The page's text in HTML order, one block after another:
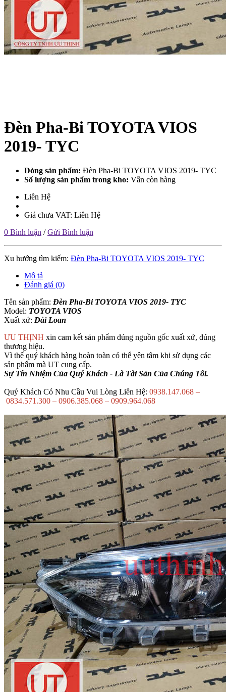
Đèn Pha-Bi TOYOTA VIOS
2019- TYC
Dòng sản phẩm: Đèn Pha-Bi TOYOTA VIOS 2019- TYC
Số lượng sản phẩm trong kho: Vẫn còn hàng
Liên Hệ
Giá chưa VAT: Liên Hệ
0 Bình luận /Gửi Bình luận
Xu hướng tìm kiếm: Đèn Pha-Bi TOYOTA VIOS 2019- TYC
Mô tả
Đánh giá (0)
Tên sản phẩm: Đèn Pha-Bi TOYOTA VIOS 2019- TYC
Model: TOYOTA VIOS
Xuất xứ: Đài Loan
ƯU THỊNH xin cam kết sản phẩm đúng nguồn gốc xuất xứ, đúng
thương hiệu.
Vì thế quý khách hàng hoàn toàn có thể yên tâm khi sử dụng các
sản phẩm mà UT cung cấp.
Sự Tín Nhiệm Của Quý Khách - Là Tài Sản Của Chúng Tôi.
Quý Khách Có Nhu Cầu Vui Lòng Liên Hệ: 0938.147.068 –
0834.571.300 – 0906.385.068 – 0909.964.068